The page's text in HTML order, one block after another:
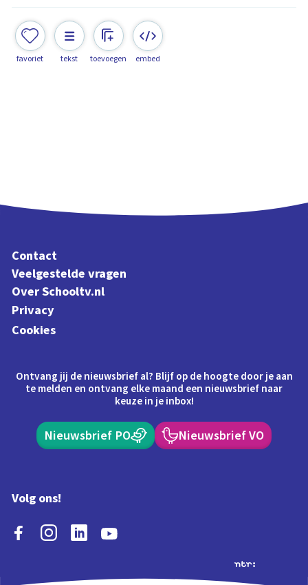
favoriet tekst toevoegen embed
Contact
Veelgestelde vragen
Over Schooltv.nl
Privacy
Cookies
Ontvang jij de nieuwsbrief al? Blijf op de hoogte door je aan
te melden en ontvang elke maand een nieuwsbrief naar
keuze in je inbox!
Nieuwsbrief PO Nieuwsbrief VO
Volg ons!